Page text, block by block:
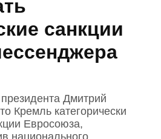
санкции
президента Дмитрий
Кремль категорически
Евросоюза,